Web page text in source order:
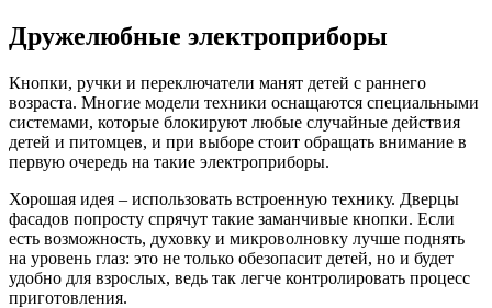
Дружелюбные электроприборы
Кнопки, ручки и переключатели манят детей с раннего
возраста. Многие модели техники оснащаются специальными
системами, которые блокируют любые случайные действия
детей и питомцев, и при выборе стоит обращать внимание в
первую очередь на такие электроприборы.
Хорошая идея – использовать встроенную технику. Дверцы
фасадов попросту спрячут такие заманчивые кнопки. Если
есть возможность, духовку и микроволновку лучше поднять
на уровень глаз: это не только обезопасит детей, но и будет
удобно для взрослых, ведь так легче контролировать процесс
приготовления.